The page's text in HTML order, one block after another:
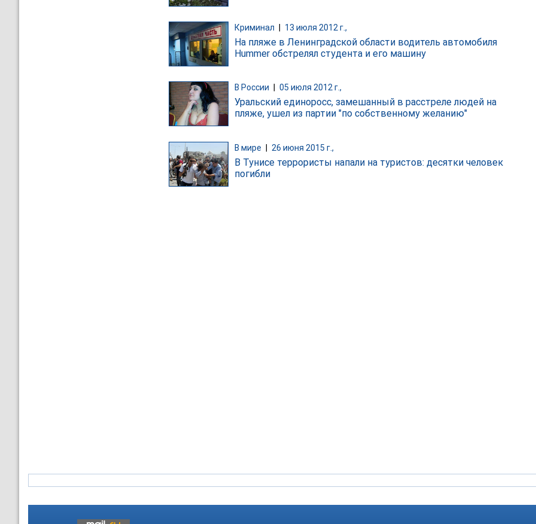
Криминал 13 июля 2012 г.,
На пляже в Ленинградской области водитель автомобиля
Hummer обстрелял студента и его машину
В России 05 июля 2012 г.,
Уральский единоросс, замешанный в расстреле людей на
пляже, ушел из партии "по собственному желанию"
В мире | 26 июня 2015 г.,
В Тунисе террористы напали на туристов: десятки человек
погибли